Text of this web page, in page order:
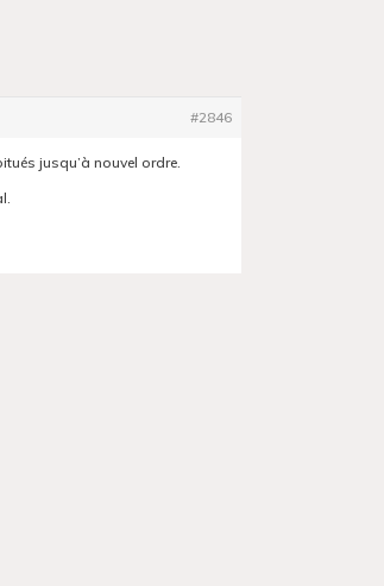
#2846
jusqu’à nouvel ordre.